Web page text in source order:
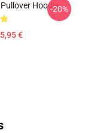
Hoodie
€
-20%